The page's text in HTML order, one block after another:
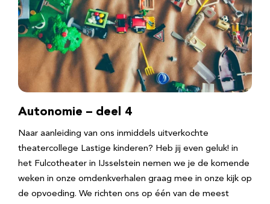
Autonomie – deel 4
Naar aanleiding van ons inmiddels uitverkochte
theatercollege Lastige kinderen? Heb jij even geluk! in
het Fulcotheater in IJsselstein nemen we je de komende
weken in onze omdenkverhalen graag mee in onze kijk op
de opvoeding. We richten ons op één van de meest